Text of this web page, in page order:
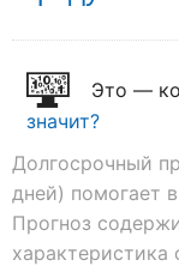
Это —
значит?
Долгосрочный
дней) помогает
Прогноз
характеристика